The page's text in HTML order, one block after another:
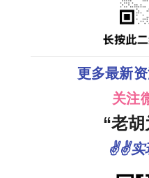
更多最新
关注
“老
✌✌实